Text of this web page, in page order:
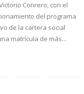
Conrero, con el
del programa
de la cartera social
matrícula de más...